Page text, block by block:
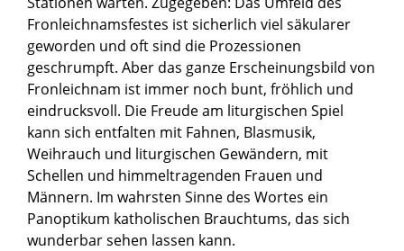
Fronleichnamsfestes ist sicherlich viel säkularer
geworden und oft sind die Prozessionen
geschrumpft. Aber das ganze Erscheinungsbild von
Fronleichnam ist immer noch bunt, fröhlich und
eindrucksvoll. Die Freude am liturgischen Spiel
kann sich entfalten mit Fahnen, Blasmusik,
Weihrauch und liturgischen Gewändern, mit
Schellen und himmeltragenden Frauen und
Männern. Im wahrsten Sinne des Wortes ein
Panoptikum katholischen Brauchtums, das sich
wunderbar sehen lassen kann.